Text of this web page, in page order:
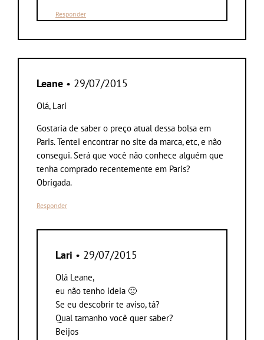
Responder
Leane • 29/07/2015
Olá, Lari
Gostaria de saber o preço atual dessa bolsa em
Paris. Tentei encontrar no site da marca, etc, e não
consegui. Será que você não conhece alguém que
tenha comprado recentemente em Paris?
Obrigada.
Responder
Lari • 29/07/2015
Olá Leane,
eu não tenho ideia 🙁
Se eu descobrir te aviso, tá?
Qual tamanho você quer saber?
Beijos